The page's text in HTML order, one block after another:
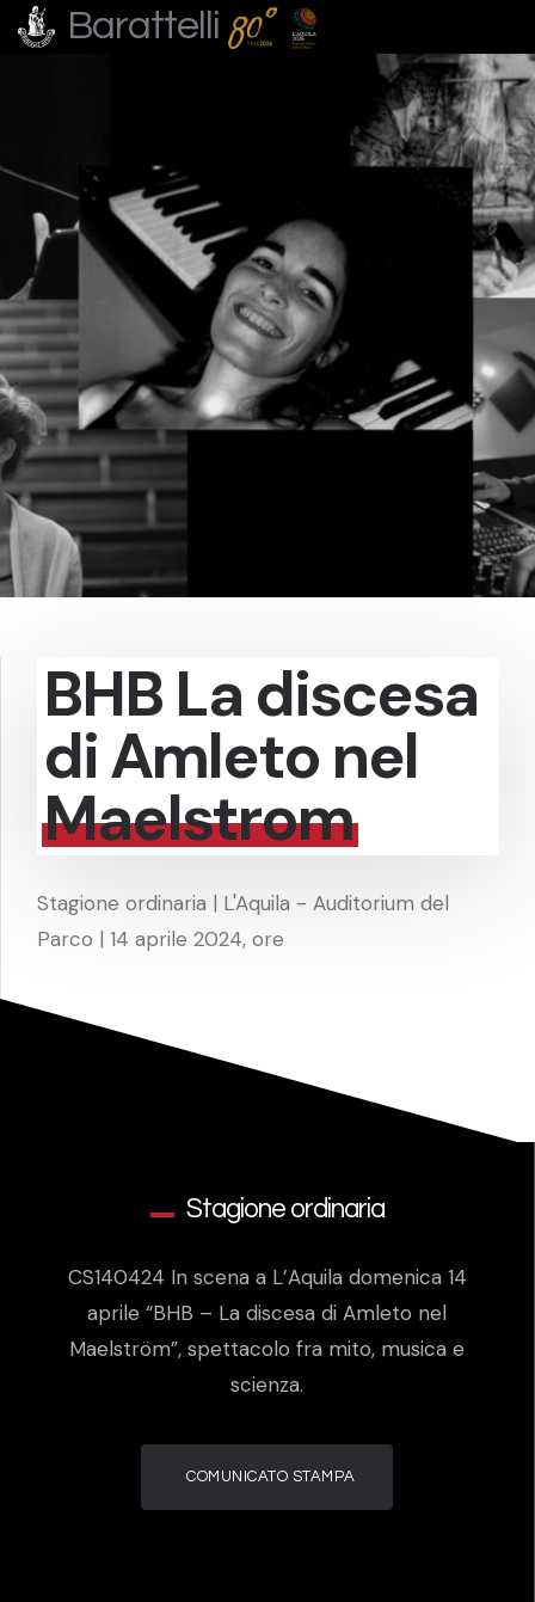
Barattelli
BHB La discesa
di Amleto nel
Maelstrom
Stagione ordinaria | L'Aquila - Auditorium del
Parco | 14 aprile 2024, ore
Stagione ordinaria
CS140424 In scena a L’Aquila domenica 14
aprile “BHB – La discesa di Amleto nel
Maelström”, spettacolo fra mito, musica e
scienza.
COMUNICATO STAMPA